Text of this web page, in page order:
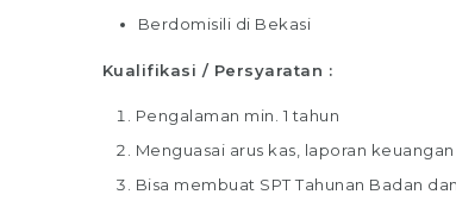
Berdomisili di Bekasi
Kualifikasi / Persyaratan :
Pengalaman min. 1 tahun
Menguasai arus kas, laporan
Bisa membuat SPT Tahunan Badan